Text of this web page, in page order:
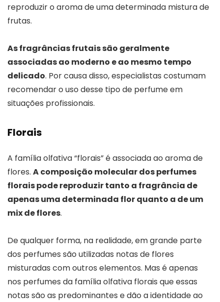
reproduzir o aroma de uma determinada mistura de
frutas.
As fragrâncias frutais são geralmente
associadas ao moderno e ao mesmo tempo
delicado. Por causa disso, especialistas costumam
recomendar o uso desse tipo de perfume em
situações profissionais.
Florais
A família olfativa “florais” é associada ao aroma de
flores. A composição molecular dos perfumes
florais pode reproduzir tanto a fragrância de
apenas uma determinada flor quanto a de um
mix de flores.
De qualquer forma, na realidade, em grande parte
dos perfumes são utilizadas notas de flores
misturadas com outros elementos. Mas é apenas
nos perfumes da família olfativa florais que essas
notas são as predominantes e dão a identidade ao